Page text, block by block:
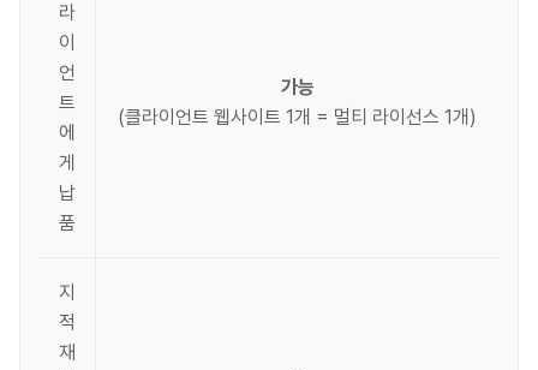
라
이
언
트
에
게
납
품
가능
(클라이언트 웹사이트 1개 = 멀티 라이선스 1개)
지
적
재